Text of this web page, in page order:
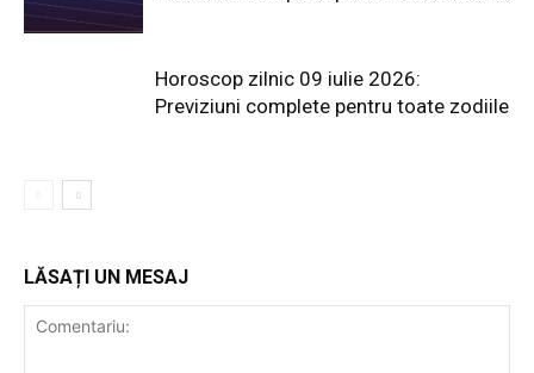
Horoscop zilnic 09 iulie 2026:
Previziuni complete pentru toate zodiile
LĂSAȚI UN MESAJ